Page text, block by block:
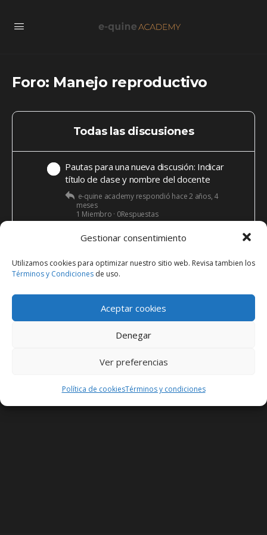
Gestionar consentimiento
Utilizamos cookies para optimizar nuestro sitio web. Revisa tambien los
Términos y Condiciones de uso.
Aceptar cookies
Denegar
Ver preferencias
Política de cookiesTérminos y condiciones
Foro: Manejo reproductivo
Todas las discusiones
Pautas para una nueva discusión: Indicar
título de clase y nombre del docente
e-quine academy respondió hace 2 años, 4
meses
1 Miembro · 0Respuestas
Viendo 1 de 1 discusiones
Debe iniciar sesión para crear nuevas discusiones.